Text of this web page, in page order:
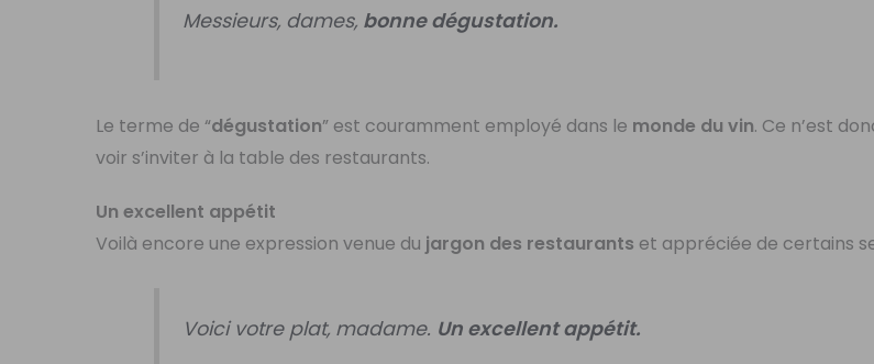
Messieurs, dames, bonne dégustation.
Le terme de “dégustation” est couramment employé dans le monde du vin. Ce n’est
voir s’inviter à la table des restaurants.
Un excellent appétit
Voilà encore une expression venue du jargon des restaurants et appréciée de certains
Voici votre plat, madame. Un excellent appétit.